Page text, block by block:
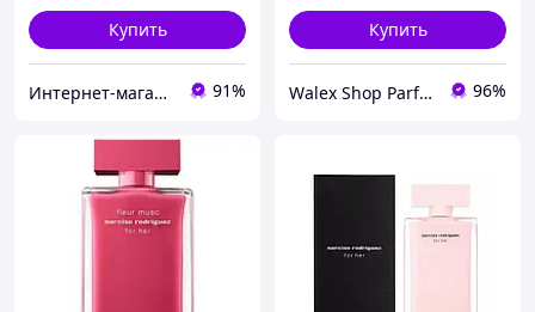
Купить
Интернет-магазин Allegoriya 91%
Купить
Walex Shop Parfum 96%